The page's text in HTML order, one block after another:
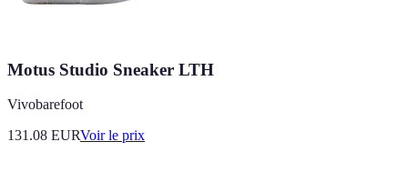
Motus Studio Sneaker LTH
Vivobarefoot
131.08 EURVoir le prix